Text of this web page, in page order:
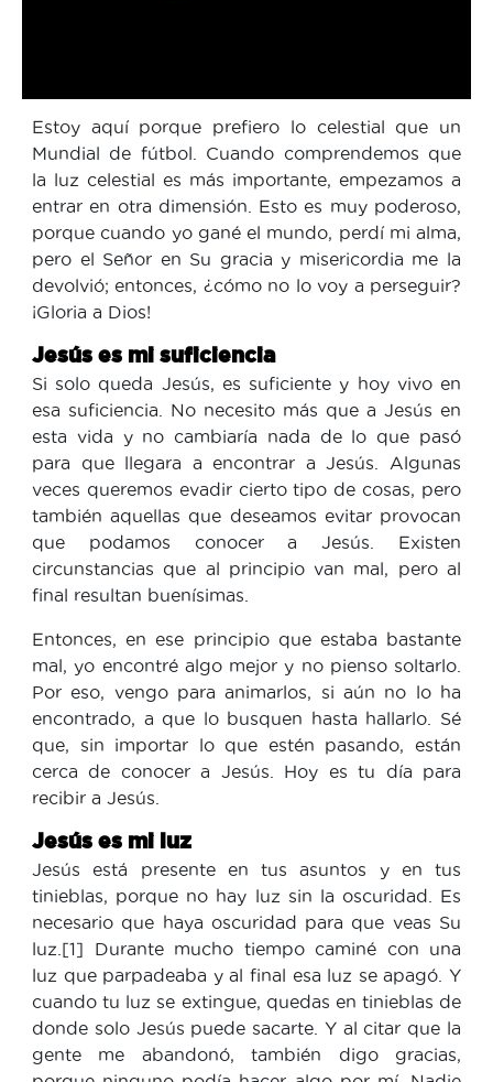
Estoy aquí porque prefiero lo celestial que un
Mundial de fútbol. Cuando comprendemos que
la luz celestial es más importante, empezamos a
entrar en otra dimensión. Esto es muy poderoso,
porque cuando yo gané el mundo, perdí mi alma,
pero el Señor en Su gracia y misericordia me la
devolvió; entonces, ¿cómo no lo voy a perseguir?
¡Gloria a Dios!
Jesús es mi suficiencia
Si solo queda Jesús, es suficiente y hoy vivo en
esa suficiencia. No necesito más que a Jesús en
esta vida y no cambiaría nada de lo que pasó
para que llegara a encontrar a Jesús. Algunas
veces queremos evadir cierto tipo de cosas, pero
también aquellas que deseamos evitar provocan
que podamos conocer a Jesús. Existen
circunstancias que al principio van mal, pero al
final resultan buenísimas.
Entonces, en ese principio que estaba bastante
mal, yo encontré algo mejor y no pienso soltarlo.
Por eso, vengo para animarlos, si aún no lo ha
encontrado, a que lo busquen hasta hallarlo. Sé
que, sin importar lo que estén pasando, están
cerca de conocer a Jesús. Hoy es tu día para
recibir a Jesús.
Jesús es mi luz
Jesús está presente en tus asuntos y en tus
tinieblas, porque no hay luz sin la oscuridad. Es
necesario que haya oscuridad para que veas Su
luz.[1] Durante mucho tiempo caminé con una
luz que parpadeaba y al final esa luz se apagó. Y
cuando tu luz se extingue, quedas en tinieblas de
donde solo Jesús puede sacarte. Y al citar que la
gente me abandonó, también digo gracias,